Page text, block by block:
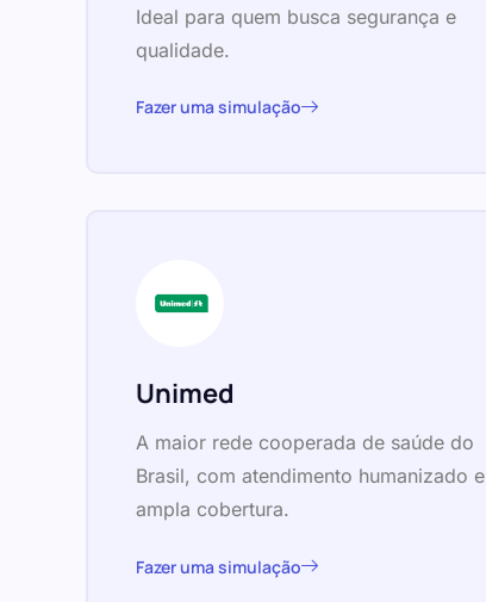
Ideal para quem busca segurança e
qualidade.
Fazer uma simulação
Unimed
A maior rede cooperada de saúde do
Brasil, com atendimento humanizado e
ampla cobertura.
Fazer uma simulação